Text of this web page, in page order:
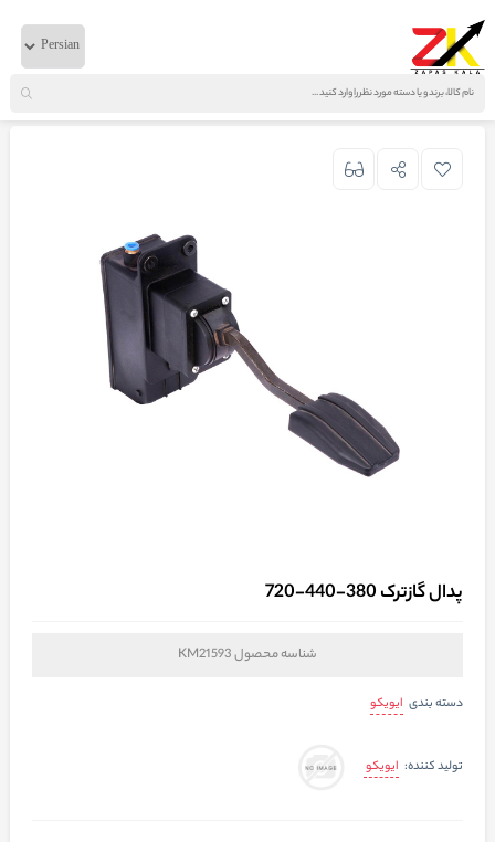
خانه لوازم بدنه ایویکو پدال گازترک 380-440-720
پدال گازترک 380-440-720
شناسه محصولKM21593
دسته بندی ایویکو
تولید کننده: ایویکو